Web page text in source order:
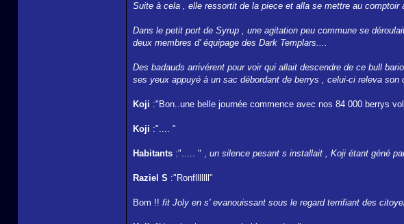
Suite à cela , elle ressortit de la piece et alla se mettre au
Dans le petit port de Syrup , une agitation peu commune se
deux membres d' équipage des Dark Templars....
Des badauds arrivérent pour voir qui allait descendre de ce bull
ses yeux appuyé à un sac débordant de berrys , celui-ci releva
Koji :"Bon..une belle journée commence avec nos 84 000 berrys
Koji :".... "
Habitants :"..... " , un silence pesant s installait , Koji étant géné
Raziel S :"Ronflllllll"
Bom !! fit Joly en s' evanouissant sous le regard terrifiant des